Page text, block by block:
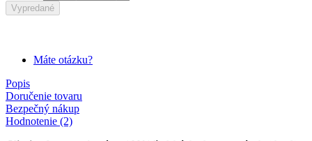
Vypredané
Máte otázku?
Popis
Doručenie tovaru
Bezpečný nákup
Hodnotenie (2)